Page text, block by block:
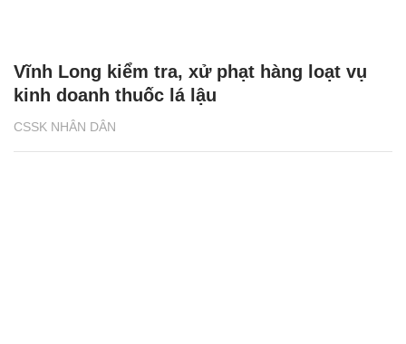
CSSK NHÂN DÂN
Vĩnh Long kiểm tra, xử phạt hàng loạt vụ
kinh doanh thuốc lá lậu